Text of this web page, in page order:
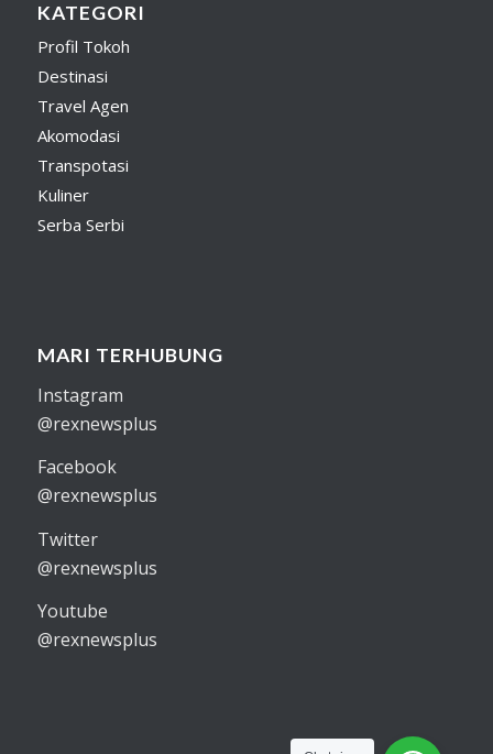
KATEGORI
Profil Tokoh
Destinasi
Travel Agen
Akomodasi
Transpotasi
Kuliner
Serba Serbi
MARI TERHUBUNG
Instagram
@rexnewsplus
Facebook
@rexnewsplus
Twitter
@rexnewsplus
Youtube
@rexnewsplus